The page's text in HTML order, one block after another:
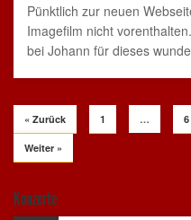
Pünktlich zur neuen
Imagefilm nicht
bei Johann für dieses
« Zurück 1 … 6
Weiter »
Konzerte